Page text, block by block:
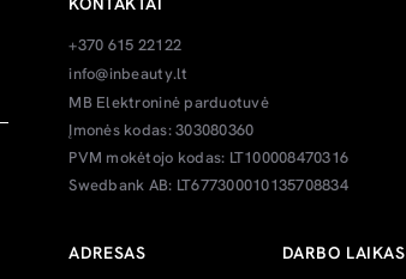
+370 615 22122
info@inbeauty.lt
MB Elektroninė parduotuvė
Įmonės kodas: 303080360
PVM mokėtojo kodas: LT100008470316
Swedbank AB: LT677300010135708834
ADRESAS DARBO LAIKAS